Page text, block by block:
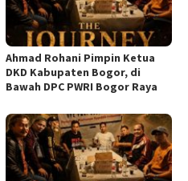
Ahmad Rohani Pimpin Ketua
DKD Kabupaten Bogor, di
Bawah DPC PWRI Bogor Raya